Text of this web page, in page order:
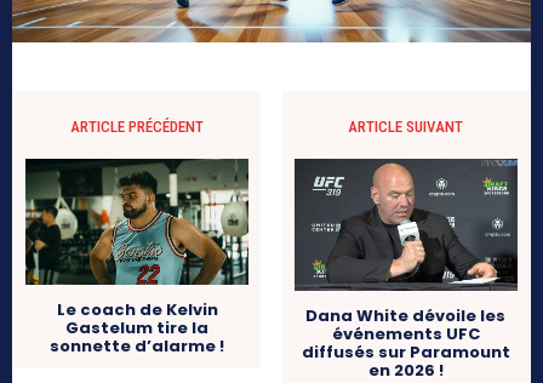
ARTICLE PRÉCÉDENT
Le coach de Kelvin
Gastelum tire la
sonnette d’alarme !
ARTICLE SUIVANT
Dana White dévoile les
événements UFC
diffusés sur Paramount
en 2026 !